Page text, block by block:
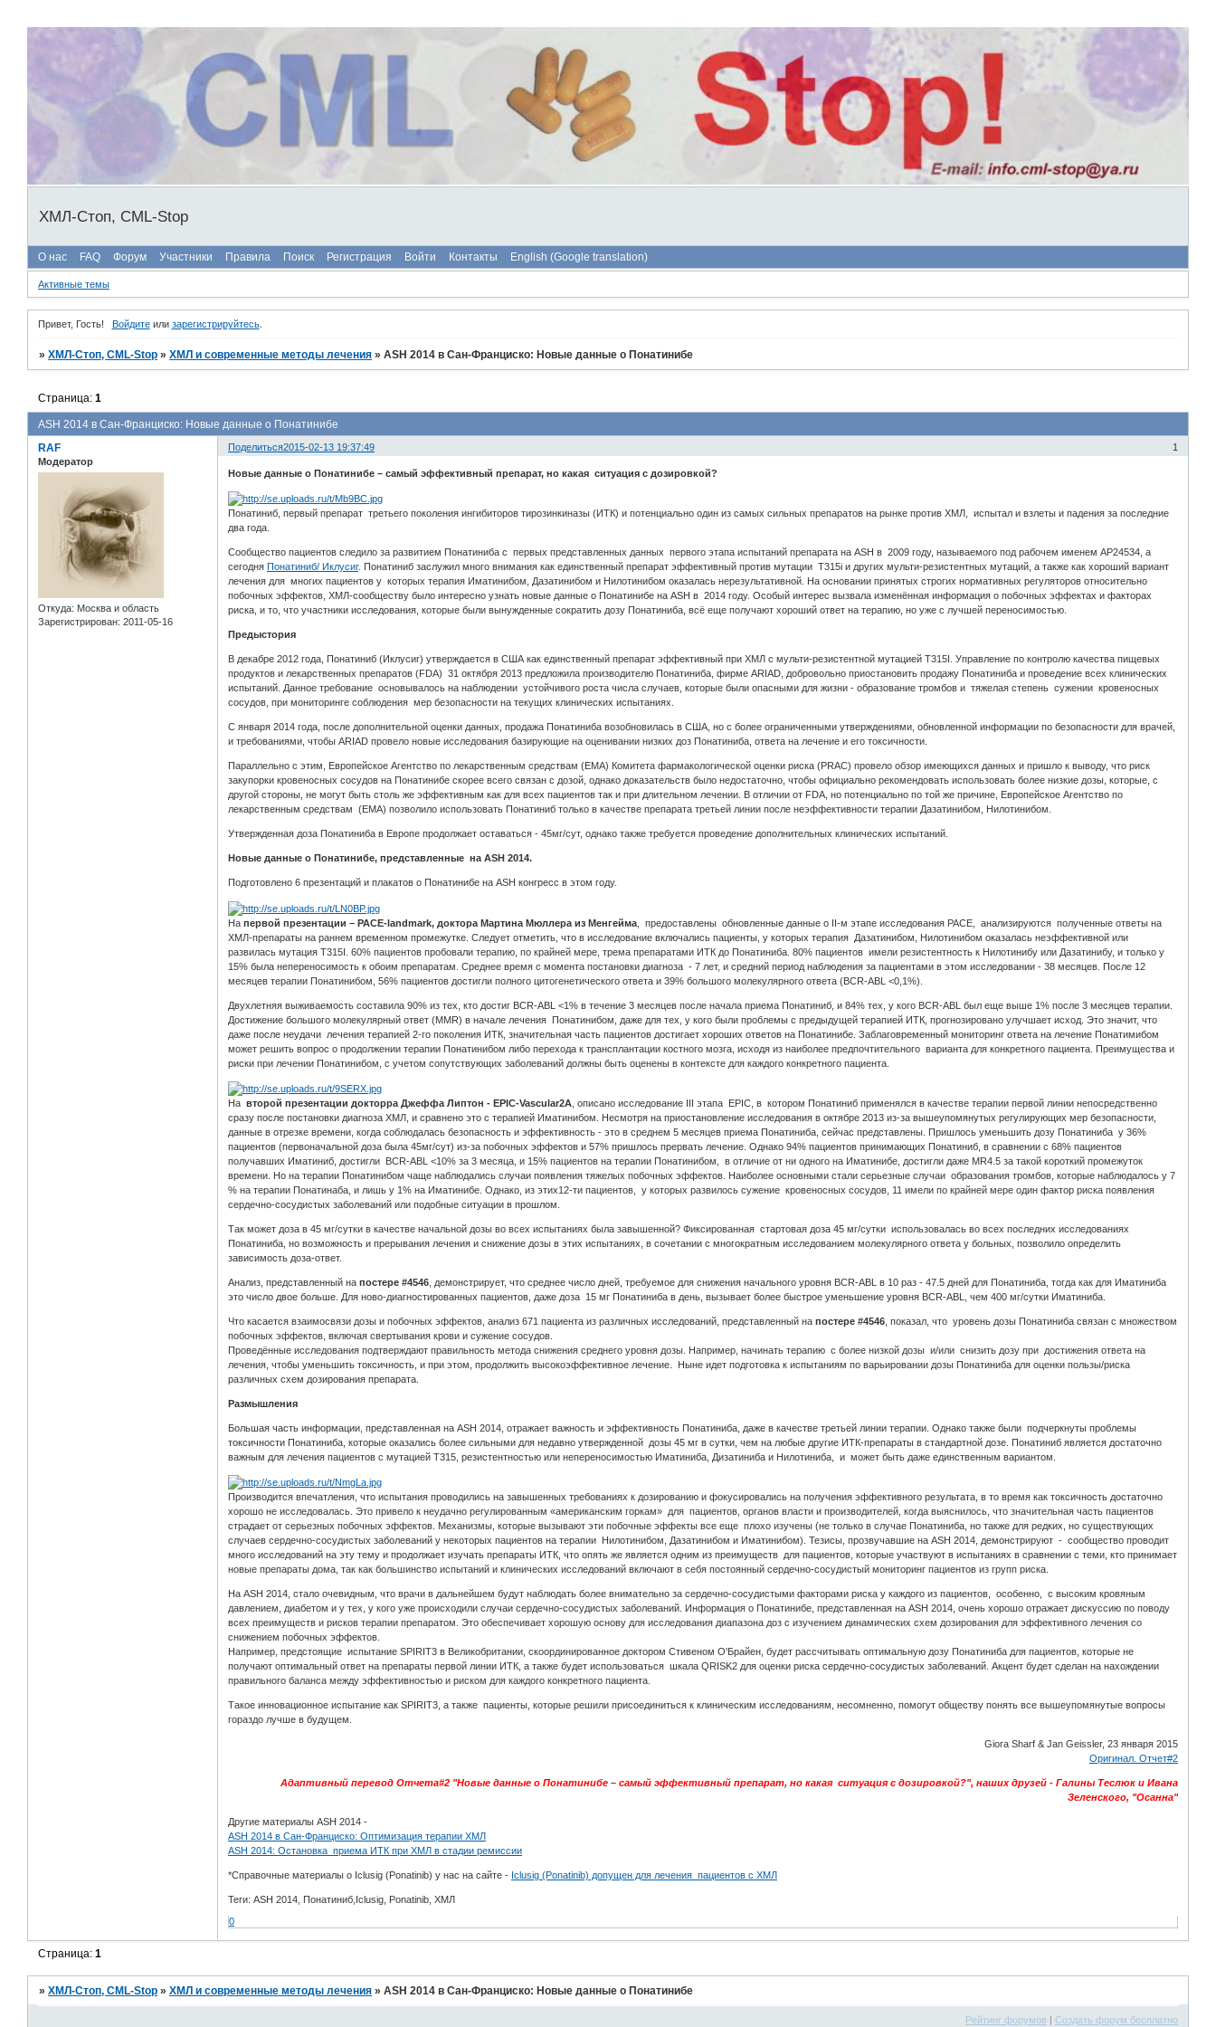
ХМЛ-Стоп, CML-Stop
О нас FAQ Форум Участники Правила Поиск Регистрация Войти Контакты English (Google translation)
Активные темы
Привет, Гость! Войдитеили зарегистрируйтесь.
»ХМЛ-Стоп, CML-Stop »ХМЛ и современные методы лечения »ASH 2014 в Сан-Франциско: Новые данные о Понатинибе
ASH 2014 в Сан-Франциско: Новые данные о Понатинибе
Страница:1
Поделиться 1
2015-02-13 19:37:49
RAF
Модератор
Откуда: Москва и область
Зарегистрирован: 2011-05-16
Новые данные о Понатинибе – самый эффективный препарат, но какая ситуация с дозировкой?
Понатиниб, первый препарат третьего поколения ингибиторов тирозинкиназы (ИТК) и потенциально один из самых сильных препаратов на рынке против ХМЛ, испытал и взлеты и падения за последние
два года.
Сообщество пациентов следило за развитием Понатиниба с первых представленных данных первого этапа испытаний препарата на ASH в 2009 году, называемого под рабочем именем AP24534, а
сегодня Понатиниб/ Иклусиг. Понатиниб заслужил много внимания как единственный препарат эффективный против мутации T315i и других мульти-резистентных мутаций, а также как хороший вариант
лечения для многих пациентов у которых терапия Иматинибом, Дазатинибом и Нилотинибом оказалась нерезультативной. На основании принятых строгих нормативных регуляторов относительно
побочных эффектов, ХМЛ-сообществу было интересно узнать новые данные о Понатинибе на ASH в 2014 году. Особый интерес вызвала изменённая информация о побочных эффектах и факторах
риска, и то, что участники исследования, которые были вынужденные сократить дозу Понатиниба, всё еще получают хороший ответ на терапию, но уже с лучшей переносимостью.
Предыстория
В декабре 2012 года, Понатиниб (Иклусиг) утверждается в США как единственный препарат эффективный при ХМЛ с мульти-резистентной мутацией T315I. Управление по контролю качества пищевых
продуктов и лекарственных препаратов (FDA) 31 октября 2013 предложила производителю Понатиниба, фирме ARIAD, добровольно приостановить продажу Понатиниба и проведение всех клинических
испытаний. Данное требование основывалось на наблюдении устойчивого роста числа случаев, которые были опасными для жизни - образование тромбов и тяжелая степень сужении кровеносных
сосудов, при мониторинге соблюдения мер безопасности на текущих клинических испытаниях.
С января 2014 года, после дополнительной оценки данных, продажа Понатиниба возобновилась в США, но с более ограниченными утверждениями, обновленной информации по безопасности для врачей,
и требованиями, чтобы ARIAD провело новые исследования базирующие на оценивании низких доз Понатиниба, ответа на лечение и его токсичности.
Параллельно с этим, Европейское Агентство по лекарственным средствам (EMA) Комитета фармакологической оценки риска (PRAC) провело обзор имеющихся данных и пришло к выводу, что риск
закупорки кровеносных сосудов на Понатинибе скорее всего связан с дозой, однако доказательств было недостаточно, чтобы официально рекомендовать использовать более низкие дозы, которые, с
другой стороны, не могут быть столь же эффективным как для всех пациентов так и при длительном лечении. В отличии от FDA, но потенциально по той же причине, Европейское Агентство по
лекарственным средствам (EMA) позволило использовать Понатиниб только в качестве препарата третьей линии после неэффективности терапии Дазатинибом, Нилотинибом.
Утвержденная доза Понатиниба в Европе продолжает оставаться - 45мг/сут, однако также требуется проведение дополнительных клинических испытаний.
Новые данные о Понатинибе, представленные на ASH 2014.
Подготовлено 6 презентаций и плакатов о Понатинибе на ASH конгресс в этом году.
Напервой презентации – PACE-landmark, доктора Мартина Мюллера из Менгейма , предоставлены обновленные данные о ІІ-м этапе исследования PACE, анализируются полученные ответы на
ХМЛ-препараты на раннем временном промежутке. Следует отметить, что в исследование включались пациенты, у которых терапия Дазатинибом, Нилотинибом оказалась неэффективной или
развилась мутация T315I. 60% пациентов пробовали терапию, по крайней мере, трема препаратами ИТК до Понатиниба. 80% пациентов имели резистентность к Нилотинибу или Дазатинибу, и только у
15% была непереносимость к обоим препаратам. Среднее время с момента постановки диагноза - 7 лет, и средний период наблюдения за пациентами в этом исследовании - 38 месяцев. После 12
месяцев терапии Понатинибом, 56% пациентов достигли полного цитогенетического ответа и 39% большого молекулярного ответа (BCR-ABL <0,1%).
Двухлетняя выживаемость составила 90% из тех, кто достиг BCR-ABL <1% в течение 3 месяцев после начала приема Понатиниб, и 84% тех, у кого BCR-ABL был еще выше 1% после 3 месяцев терапии.
Достижение большого молекулярный ответ (MMR) в начале лечения Понатинибом, даже для тех, у кого были проблемы с предыдущей терапией ИТК, прогнозировано улучшает исход. Это значит, что
даже после неудачи лечения терапией 2-го поколения ИТК, значительная часть пациентов достигает хороших ответов на Понатинибе. Заблаговременный мониторинг ответа на лечение Понатимибом
может решить вопрос о продолжении терапии Понатинибом либо перехода к трансплантации костного мозга, исходя из наиболее предпочтительного варианта для конкретного пациента. Преимущества и
риски при лечении Понатинибом, с учетом сопутствующих заболеваний должны быть оценены в контексте для каждого конкретного пациента.
Навторой презентации докторра Джеффа Липтон - EPIC-Vascular2A , описано исследование III этапа EPIC, в котором Понатиниб применялся в качестве терапии первой линии непосредственно
сразу после постановки диагноза ХМЛ, и сравнено это с терапией Иматинибом. Несмотря на приостановление исследования в октябре 2013 из-за вышеупомянутых регулирующих мер безопасности,
данные в отрезке времени, когда соблюдалась безопасность и эффективность - это в среднем 5 месяцев приема Понатиниба, сейчас представлены. Пришлось уменьшить дозу Понатиниба у 36%
пациентов (первоначальной доза была 45мг/сут) из-за побочных эффектов и 57% пришлось прервать лечение. Однако 94% пациентов принимающих Понатиниб, в сравнении с 68% пациентов
получавших Иматиниб, достигли BCR-ABL <10% за 3 месяца, и 15% пациентов на терапии Понатинибом, в отличие от ни одного на Иматинибе, достигли даже MR4.5 за такой короткий промежуток
времени. Но на терапии Понатинибом чаще наблюдались случаи появления тяжелых побочных эффектов. Наиболее основными стали серьезные случаи образования тромбов, которые наблюдалось у 7
% на терапии Понатинаба, и лишь у 1% на Иматинибе. Однако, из этих12-ти пациентов, у которых развилось сужение кровеносных сосудов, 11 имели по крайней мере один фактор риска появления
сердечно-сосудистых заболеваний или подобные ситуации в прошлом.
Так может доза в 45 мг/сутки в качестве начальной дозы во всех испытаниях была завышенной? Фиксированная стартовая доза 45 мг/сутки использовалась во всех последних исследованиях
Понатиниба, но возможность и прерывания лечения и снижение дозы в этих испытаниях, в сочетании с многократным исследованием молекулярного ответа у больных, позволило определить
зависимость доза-ответ.
Анализ, представленный напостере #4546 , демонстрирует, что среднее число дней, требуемое для снижения начального уровня BCR-ABL в 10 раз - 47.5 дней для Понатиниба, тогда как для Иматиниба
это число двое больше. Для ново-диагностированных пациентов, даже доза 15 мг Понатиниба в день, вызывает более быстрое уменьшение уровня BCR-ABL, чем 400 мг/сутки Иматиниба.
Что касается взаимосвязи дозы и побочных эффектов, анализ 671 пациента из различных исследований, представленный напостере #4546 , показал, что уровень дозы Понатиниба связан с множеством
побочных эффектов, включая свертывания крови и сужение сосудов.
Проведённые исследования подтверждают правильность метода снижения среднего уровня дозы. Например, начинать терапию с более низкой дозы и/или снизить дозу при достижения ответа на
лечения, чтобы уменьшить токсичность, и при этом, продолжить высокоэффективное лечение. Ныне идет подготовка к испытаниям по варьировании дозы Понатиниба для оценки пользы/риска
различных схем дозирования препарата.
Размышления
Большая часть информации, представленная на ASH 2014, отражает важность и эффективность Понатиниба, даже в качестве третьей линии терапии. Однако также были подчеркнуты проблемы
токсичности Понатиниба, которые оказались более сильными для недавно утвержденной дозы 45 мг в сутки, чем на любые другие ИТК-препараты в стандартной дозе. Понатиниб является достаточно
важным для лечения пациентов с мутацией T315, резистентностью или непереносимостью Иматиниба, Дизатиниба и Нилотиниба, и может быть даже единственным вариантом.
Производится впечатления, что испытания проводились на завышенных требованиях к дозированию и фокусировались на получения эффективного результата, в то время как токсичность достаточно
хорошо не исследовалась. Это привело к неудачно регулированным «американским горкам» для пациентов, органов власти и производителей, когда выяснилось, что значительная часть пациентов
страдает от серьезных побочных эффектов. Механизмы, которые вызывают эти побочные эффекты все еще плохо изучены (не только в случае Понатиниба, но также для редких, но существующих
случаев сердечно-сосудистых заболеваний у некоторых пациентов на терапии Нилотинибом, Дазатинибом и Иматинибом). Тезисы, прозвучавшие на ASH 2014, демонстрируют - сообщество проводит
много исследований на эту тему и продолжает изучать препараты ИТК, что опять же является одним из преимуществ для пациентов, которые участвуют в испытаниях в сравнении с теми, кто принимает
новые препараты дома, так как большинство испытаний и клинических исследований включают в себя постоянный сердечно-сосудистый мониторинг пациентов из групп риска.
На ASH 2014, стало очевидным, что врачи в дальнейшем будут наблюдать более внимательно за сердечно-сосудистыми факторами риска у каждого из пациентов, особенно, с высоким кровяным
давлением, диабетом и у тех, у кого уже происходили случаи сердечно-сосудистых заболеваний. Информация о Понатинибе, представленная на ASH 2014, очень хорошо отражает дискуссию по поводу
всех преимуществ и рисков терапии препаратом. Это обеспечивает хорошую основу для исследования диапазона доз с изучением динамических схем дозирования для эффективного лечения со
снижением побочных эффектов.
Например, предстоящие испытание SPIRIT3 в Великобритании, скоординированное доктором Стивеном О'Брайен, будет рассчитывать оптимальную дозу Понатиниба для пациентов, которые не
получают оптимальный ответ на препараты первой линии ИТК, а также будет использоваться шкала QRISK2 для оценки риска сердечно-сосудистых заболеваний. Акцент будет сделан на нахождении
правильного баланса между эффективностью и риском для каждого конкретного пациента.
Такое инновационное испытание как SPIRIT3, а также пациенты, которые решили присоединиться к клиническим исследованиям, несомненно, помогут обществу понять все вышеупомянутые вопросы
гораздо лучше в будущем.
Giora Sharf & Jan Geissler, 23 января 2015
Оригинал. Отчет#2
Адаптивный перевод Отчета#2 "Новые данные о Понатинибе – самый эффективный препарат, но какая ситуация с дозировкой?", наших друзей - Галины Теслюк и Ивана
Зеленского, "Осанна"
Другие материалы ASH 2014 -
ASH 2014 в Сан-Франциско: Оптимизация терапии ХМЛ
ASH 2014: Остановка приема ИТК при ХМЛ в стадии ремиссии
*Справочные материалы о Iclusig (Ponatinib) у нас на сайте - Iclusig (Ponatinib) допущен для лечения пациентов с ХМЛ
Теги: ASH 2014, Понатиниб,Iclusig, Ponatinib, ХМЛ
0
Страница:1
»ХМЛ-Стоп, CML-Stop »ХМЛ и современные методы лечения »ASH 2014 в Сан-Франциско: Новые данные о Понатинибе
Рейтинг форумов | Создать форум бесплатно